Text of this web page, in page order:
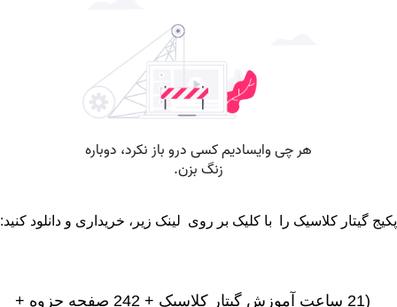
پکیج گیتار کلاسیک را با کلیک بر روی لینک زیر، خریداری و دانلود کنید:
(21 ساعت آموزش گیتار کلاسیک + 242 صفحه جزوه +